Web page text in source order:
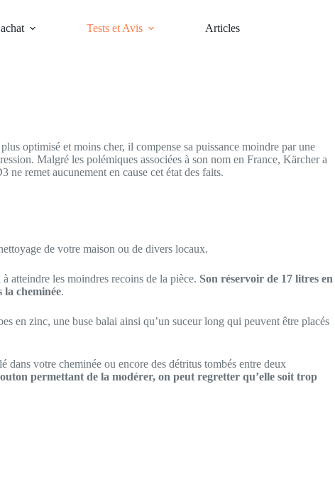
Tests et Avis Articles
optimisé et moins cher, il compense sa puissance moindre par une
Malgré les polémiques associées à son nom en France, Kärcher a
remet aucunement en cause cet état des faits.
de votre maison ou de divers locaux.
atteindre les moindres recoins de la pièce. Son réservoir de 17 litres en
la cheminée.
en zinc, une buse balai ainsi qu’un suceur long qui peuvent être placés
dans votre cheminée ou encore des détritus tombés entre deux
permettant de la modérer, on peut regretter qu’elle soit trop